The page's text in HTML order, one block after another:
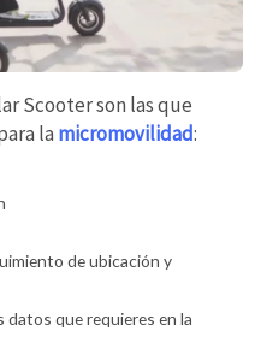
Scooter son las que
la micromovilidad:
de ubicación y
que requieres en la